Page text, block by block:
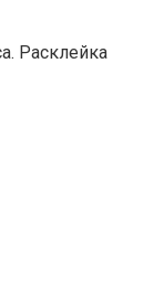
Расклейка